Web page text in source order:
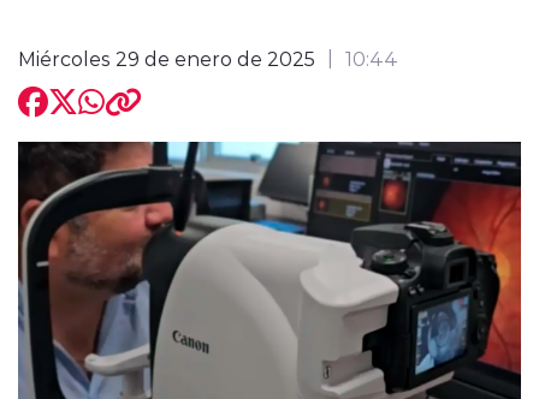
modo claro
Miércoles 29 de enero de 2025 10:44